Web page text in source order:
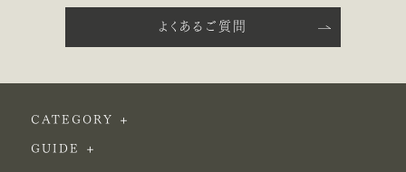
よくあるご質問
CATEGORY
GUIDE